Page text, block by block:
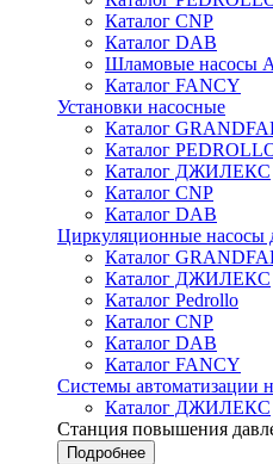
Каталог CNP
Каталог DAB
Шламовые насосы
Каталог FANCY
Установки насосные
Каталог
Каталог
Каталог ДЖИЛЕКС
Каталог CNP
Каталог DAB
Циркуляционные насосы
Каталог
Каталог ДЖИЛЕКС
Каталог Pedrollo
Каталог CNP
Каталог DAB
Каталог FANCY
Системы автоматизации
Каталог ДЖИЛЕКС
Станция повышения
Подробнее